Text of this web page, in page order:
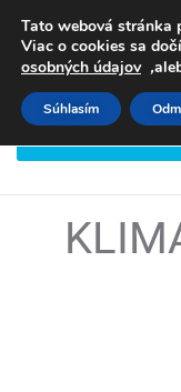
Tato webová stránka
Viac o cookies sa
osobných údajov,
Súhlasím